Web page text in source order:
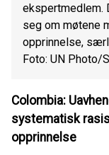
ekspertmedlem.
seg om møtene
opprinnelse,
Foto: UN Photo/
Colombia:
systematisk
opprinnelse